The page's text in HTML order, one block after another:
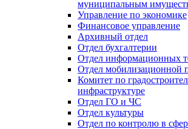
муниципальным
Управление по экономике
Финансовое управление
Архивный отдел
Отдел бухгалтерии
Отдел информационных
Отдел мобилизационной
Комитет по
инфраструктуре
Отдел ГО и ЧС
Отдел культуры
Отдел по контролю в